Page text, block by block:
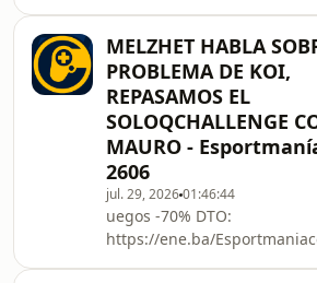
https://www.twitch.tv/
Nuestras redes
https://twitter.com/Espo
GamePass Descuentos Exclusivos en
Juegos de PC:
https://ene.ba/
La mejor VPN del mundo y
protonvpn.com/
APÓYANOS AQUÍ
https://www.patreon.com/
https://www.twitch.tv/
Nuestras redes
MELZHET HABLA
PROBLEMA DE KOI,
REPASAMOS EL
SOLOQCHALLENGE
MAURO -
2606
jul. 29, 202601:46:44
uegos -70% DTO:
https://ene.ba/